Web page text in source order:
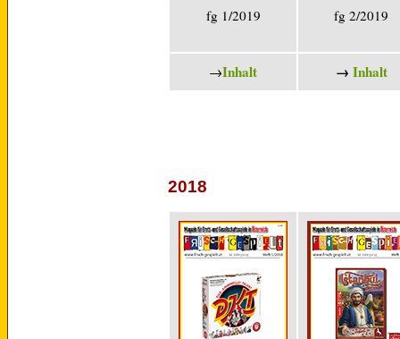
fg 1/2019 fg 2/2019
→Inhalt → Inhalt
2018